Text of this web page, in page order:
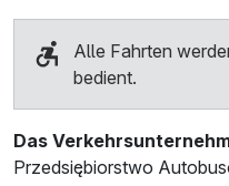
Alle Fahrten
bedient.
Das
Przedsiębiorstwo